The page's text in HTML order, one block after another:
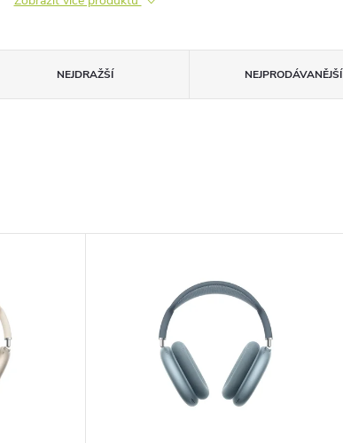
NEJDRAŽŠÍ NEJPRODÁVANĚJŠÍ